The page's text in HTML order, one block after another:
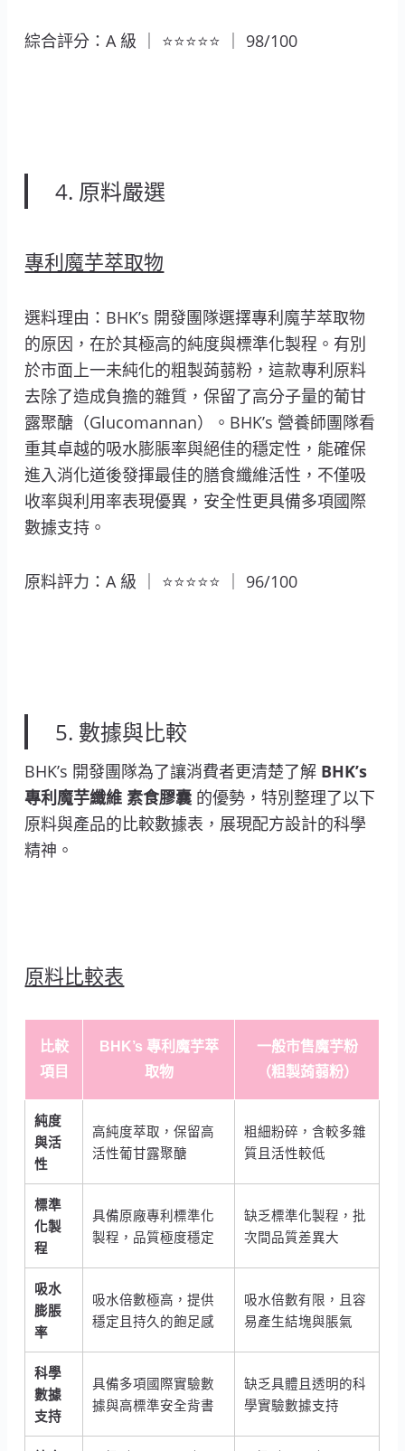
綜合評分：A 級 ｜ ⭐⭐⭐⭐⭐ ｜ 98/100
4. 原料嚴選
專利魔芋萃取物
選料理由：BHK’s 開發團隊選擇專利魔芋萃取物
的原因，在於其極高的純度與標準化製程。有別
於市面上一未純化的粗製蒟蒻粉，這款專利原料
去除了造成負擔的雜質，保留了高分子量的葡甘
露聚醣（Glucomannan）。BHK’s 營養師團隊看
重其卓越的吸水膨脹率與絕佳的穩定性，能確保
進入消化道後發揮最佳的膳食纖維活性，不僅吸
收率與利用率表現優異，安全性更具備多項國際
數據支持。
原料評力：A 級 ｜ ⭐⭐⭐⭐⭐ ｜ 96/100
5. 數據與比較
BHK’s 開發團隊為了讓消費者更清楚了解 BHK’s
專利魔芋纖維 素食膠囊 的優勢，特別整理了以下
原料與產品的比較數據表，展現配方設計的科學
精神。
原料比較表
比較
項目
BHK’s 專利魔芋萃
取物
一般市售魔芋粉
（粗製蒟蒻粉）
純度
與活
性
高純度萃取，保留高
活性葡甘露聚醣
粗細粉碎，含較多雜
質且活性較低
標準
化製
程
具備原廠專利標準化
製程，品質極度穩定
缺乏標準化製程，批
次間品質差異大
吸水
膨脹
率
吸水倍數極高，提供
穩定且持久的飽足感
吸水倍數有限，且容
易產生結塊與脹氣
科學
數據
支持
具備多項國際實驗數
據與高標準安全背書
缺乏具體且透明的科
學實驗數據支持